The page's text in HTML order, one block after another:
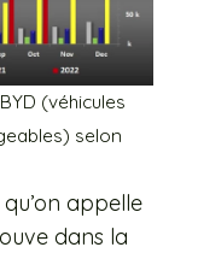
(véhicules
selon
appelle
dans la